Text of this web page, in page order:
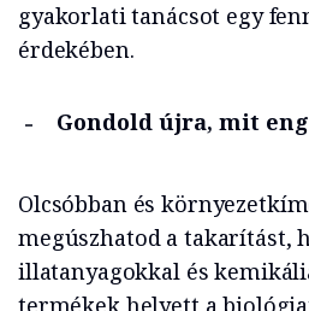
gyakorlati tanácsot egy
érdekében.
Gondold újra, mit
Olcsóbban és
megúszhatod a takarítást,
illatanyagokkal és